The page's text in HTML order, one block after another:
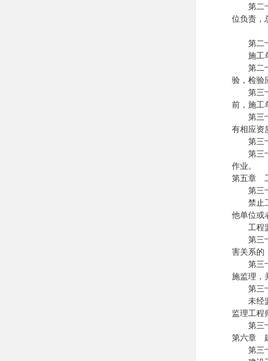
第二十
位负责，
第二十
施工单
第二十
验，检验
第三十
前，施工
第三十
有相应资
第三十
第三十
作业。
第五章
第三十
禁止工
他单位或
工程监
第三十
害关系的
第三十
施监理，
第三十
未经监
监理工程
第三十
第六章
第三十